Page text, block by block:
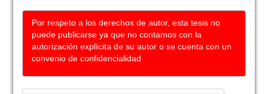
Por respeto a los derechos de autor, esta tesis no
puede publicarse ya que no contamos con la
autorización explícita de su autor o se cuenta con un
convenio de confidencialidad